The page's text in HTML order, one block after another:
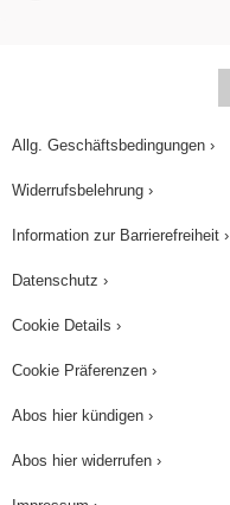
Allg. Geschäftsbedingungen ›
Widerrufsbelehrung ›
Information zur Barrierefreiheit ›
Datenschutz ›
Cookie Details ›
Cookie Präferenzen ›
Abos hier kündigen ›
Abos hier widerrufen ›